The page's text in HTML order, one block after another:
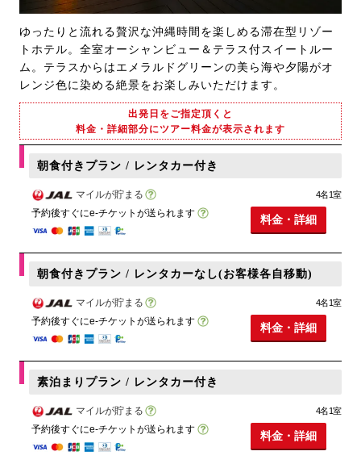
ゆったりと流れる贅沢な沖縄時間を楽しめる滞在型リゾー
トホテル。全室オーシャンビュー＆テラス付スイートルー
ム。テラスからはエメラルドグリーンの美ら海や夕陽がオ
レンジ色に染める絶景をお楽しみいただけます。
出発日をご指定頂くと
料金・詳細部分にツアー料金が表示されます
朝食付きプラン / レンタカー付き
マイルが貯まる
予約後すぐにe-チケットが送られます
4名1室
料金・詳細
朝食付きプラン / レンタカーなし(お客様各自移動)
マイルが貯まる
予約後すぐにe-チケットが送られます
4名1室
料金・詳細
素泊まりプラン / レンタカー付き
マイルが貯まる
予約後すぐにe-チケットが送られます
4名1室
料金・詳細